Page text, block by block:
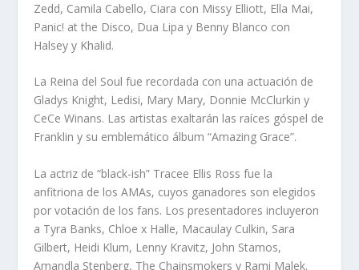
Zedd, Camila Cabello, Ciara con Missy Elliott, Ella Mai,
Panic! at the Disco, Dua Lipa y Benny Blanco con
Halsey y Khalid.
La Reina del Soul fue recordada con una actuación de
Gladys Knight, Ledisi, Mary Mary, Donnie McClurkin y
CeCe Winans. Las artistas exaltarán las raíces góspel de
Franklin y su emblemático álbum “Amazing Grace”.
La actriz de “black-ish” Tracee Ellis Ross fue la
anfitriona de los AMAs, cuyos ganadores son elegidos
por votación de los fans. Los presentadores incluyeron
a Tyra Banks, Chloe x Halle, Macaulay Culkin, Sara
Gilbert, Heidi Klum, Lenny Kravitz, John Stamos,
Amandla Stenberg, The Chainsmokers y Rami Malek.